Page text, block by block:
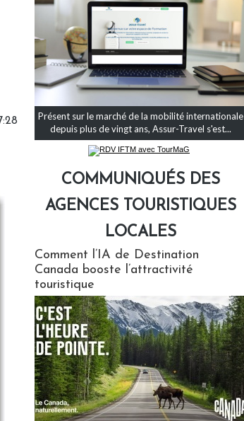
Présent sur le marché de la mobilité internationale
depuis plus de vingt ans, Assur-Travel s'est...
COMMUNIQUÉS DES
AGENCES TOURISTIQUES
LOCALES
Comment l’IA de Destination
Canada booste l’attractivité
touristique